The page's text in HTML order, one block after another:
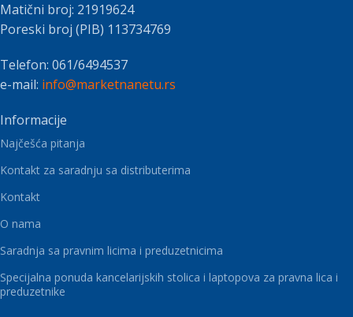
Matični broj: 21919624
Poreski broj (PIB) 113734769
Telefon: 061/6494537
e-mail: info@marketnanetu.rs
Informacije
Najčešća pitanja
Kontakt za saradnju sa distributerima
Kontakt
O nama
Saradnja sa pravnim licima i preduzetnicima
Specijalna ponuda kancelarijskih stolica i laptopova za pravna lica i
preduzetnike